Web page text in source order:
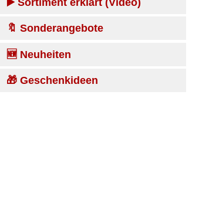
🔖 Sonderangebote
🆕 Neuheiten
🎁 Geschenkideen